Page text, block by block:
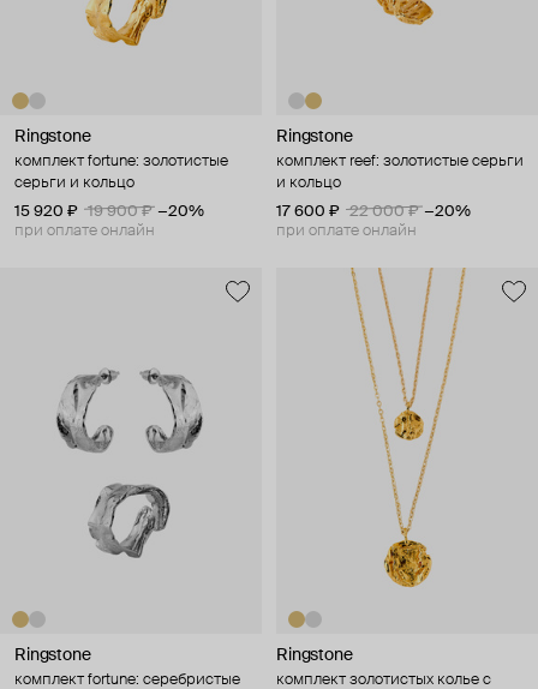
Ringstone
комплект fortune: золотистые
серьги и кольцо
15 920 ₽
19 900 ₽ −20%
при оплате онлайн
Ringstone
комплект reef: золотистые серьги
и кольцо
17 600 ₽
22 000 ₽ −20%
при оплате онлайн
Ringstone
комплект fortune: серебристые
Ringstone
комплект золотистых колье с